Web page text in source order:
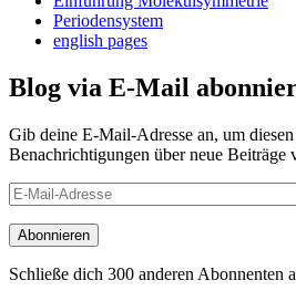
Periodensystem
english pages
Blog via E-Mail
Gib deine E-Mail-Adresse an, um
Benachrichtigungen über neue Beiträge
E-
Mail-
Adresse
Abonnieren
Schließe dich 300 anderen Abonnenten